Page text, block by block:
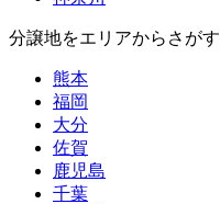
分譲地をエリアからさがす
熊本
福岡
大分
佐賀
鹿児島
千葉